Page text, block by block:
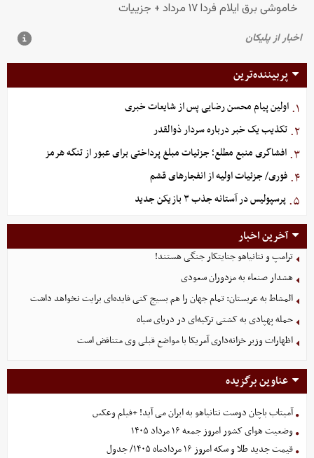
پربیننده‌ترین
۱. اولین پیام محسن رضایی پس از شایعات خبری
۲. تکذیب یک خبر درباره سردار ذوالقدر
۳. افشاگری منبع مطلع؛ جزئیات مبلغ پرداختی برای عبور از تنگه هرمز
۴. فوری/ جزئیات اولیه از انفجارهای قشم
۵. پرسپولیس در آستانه جذب ۳ بازیکن جدید
آخرین اخبار
ترامپ و نتانیاهو جنایتکار جنگی هستند!
هشدار صنعاء به مزدوران سعودی
المشاط به عربستان: تمام جهان را هم بسیج کنی فایده‌ای برایت نخواهد داشت
حمله پهپادی به کشتی ترکیه‌ای در دریای سیاه
اظهارات وزیر خزانه‌داری آمریکا با مواضع قبلی وی متناقض است
عناوین برگزیده
آمیتاب باچان دوست نتانیاهو به ایران می آید! +فیلم وعکس
وضعیت هوای کشور امروز جمعه ۱۶ مرداد ۱۴۰۵
قیمت جدید طلا و سکه امروز ۱۶ مردادماه ۱۴۰۵/ جدول